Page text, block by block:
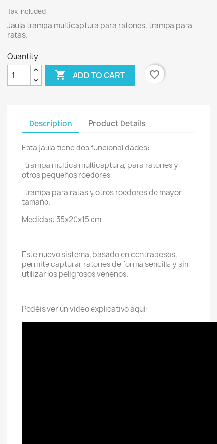
Tax included
Jaula trampa multicaptura para ratones, trampa para
ratas.
Quantity
 ADD TO CART favorite_border
Description Product Details
Esta jaula tiene dos funcionalidades:
trampa multica multicaptura, para ratones y
otros pequeños roedores
trampa para ratas y otros roedores de mayor
tamaño.
Medidas: 35x20x15 cm
Este nuevo sistema, basado en contrapesos,
permite capturar ratones de forma sencilla y sin
utilizar los peligrosos venenos.
Podéis ver un video explicativo aquí: